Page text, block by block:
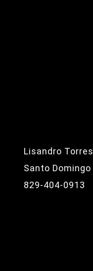
Lisandro Torres
Santo Domingo
829-404-0913